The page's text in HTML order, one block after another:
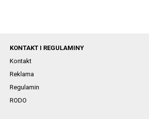
KONTAKT I REGULAMINY
Kontakt
Reklama
Regulamin
RODO